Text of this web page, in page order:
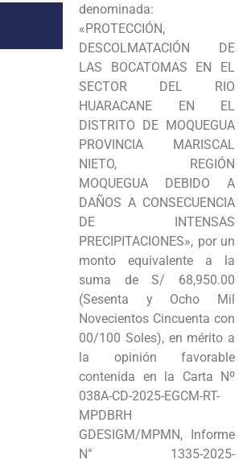
denominada:
«PROTECCIÓN,
DESCOLMATACIÓN DE
LAS BOCATOMAS EN EL
SECTOR DEL RIO
HUARACANE EN EL
DISTRITO DE MOQUEGUA
PROVINCIA MARISCAL
NIETO, REGIÓN
MOQUEGUA DEBIDO A
DAÑOS A CONSECUENCIA
DE INTENSAS
PRECIPITACIONES», por un
monto equivalente a la
suma de S/ 68,950.00
(Sesenta y Ocho Mil
Novecientos Cincuenta con
00/100 Soles), en mérito a
la opinión favorable
contenida en la Carta Nº
038A-CD-2025-EGCM-RT-
MPDBRH
GDESIGM/MPMN, Informe
N° 1335-2025-